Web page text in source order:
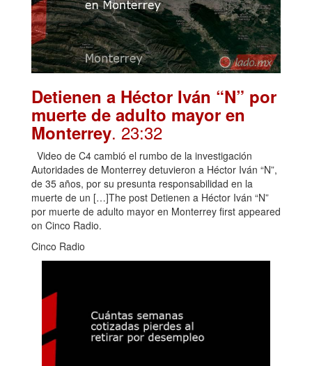
Detienen a Héctor Iván “N” por
muerte de adulto mayor en
Monterrey. 23:32
Video de C4 cambió el rumbo de la investigación
Autoridades de Monterrey detuvieron a Héctor Iván “N”,
de 35 años, por su presunta responsabilidad en la
muerte de un […]The post Detienen a Héctor Iván “N”
por muerte de adulto mayor en Monterrey first appeared
on Cinco Radio.
Cinco Radio